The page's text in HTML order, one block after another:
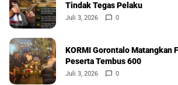
Tindak Tegas Pelaku
Juli 3, 2026 0
KORMI Gorontalo Matangkan
Peserta Tembus 600
Juli 3, 2026 0